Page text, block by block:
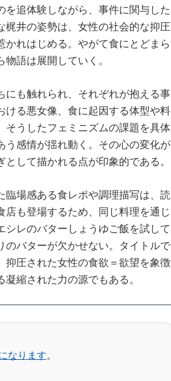
追体験しながら、事件に関与した
井の姿勢は、女性の社会的な抑圧
れはじめる。やがて食にとどまら
語は展開していく。
も触れられ、それぞれが抱える事
る悪女像、食に起因する体型や料
うしたフェミニズムの課題を具体
感情が揺れ動く。その心の変化が
して描かれる点が印象的である。
臨場感ある食レポや調理描写は、読
も登場するため、同じ料理を通じ
レのバターしょうゆご飯を試して
バターが欠かせない。タイトルで
抑圧された女性の食欲＝欲望を象徴
縮された力の源でもある。
なります。